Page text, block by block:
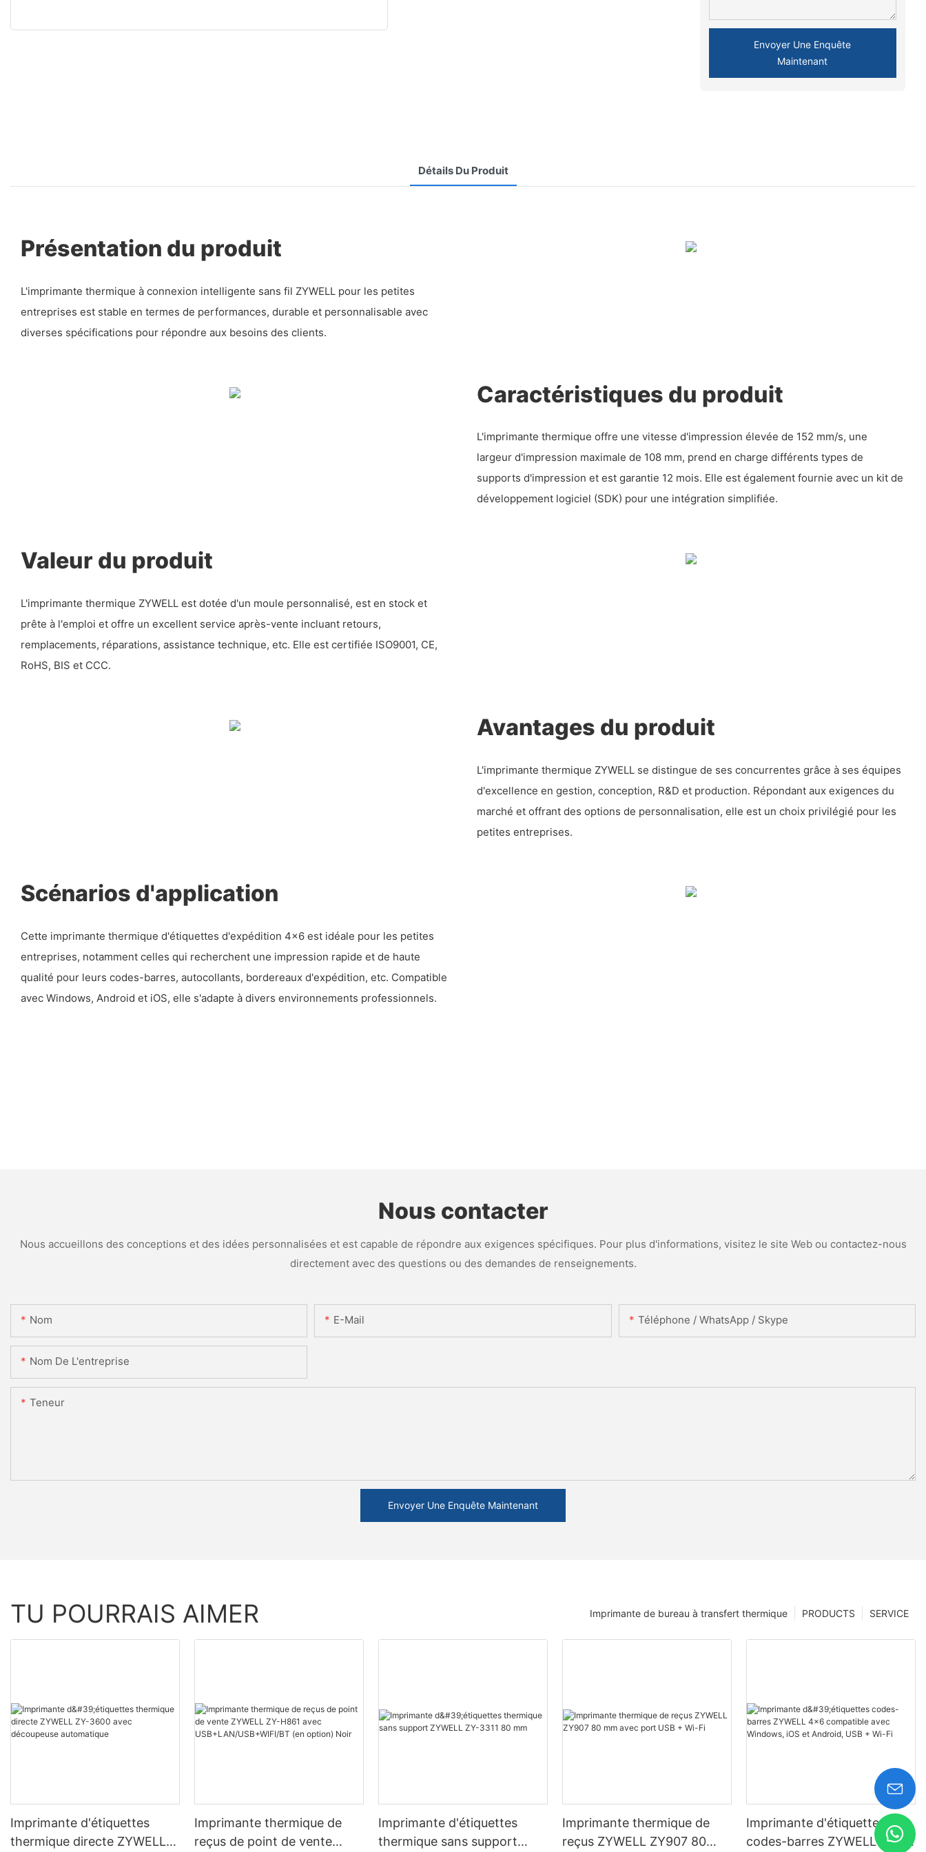
Envoyer Une Enquête
Maintenant
Détails Du Produit
Présentation du produit
L'imprimante thermique à connexion intelligente sans fil ZYWELL pour les petites
entreprises est stable en termes de performances, durable et personnalisable avec
diverses spécifications pour répondre aux besoins des clients.
Caractéristiques du produit
L'imprimante thermique offre une vitesse d'impression élevée de 152 mm/s, une
largeur d'impression maximale de 108 mm, prend en charge différents types de
supports d'impression et est garantie 12 mois. Elle est également fournie avec un kit de
développement logiciel (SDK) pour une intégration simplifiée.
Valeur du produit
L'imprimante thermique ZYWELL est dotée d'un moule personnalisé, est en stock et
prête à l'emploi et offre un excellent service après-vente incluant retours,
remplacements, réparations, assistance technique, etc. Elle est certifiée ISO9001, CE,
RoHS, BIS et CCC.
Avantages du produit
L'imprimante thermique ZYWELL se distingue de ses concurrentes grâce à ses équipes
d'excellence en gestion, conception, R&D et production. Répondant aux exigences du
marché et offrant des options de personnalisation, elle est un choix privilégié pour les
petites entreprises.
Scénarios d'application
Cette imprimante thermique d'étiquettes d'expédition 4x6 est idéale pour les petites
entreprises, notamment celles qui recherchent une impression rapide et de haute
qualité pour leurs codes-barres, autocollants, bordereaux d'expédition, etc. Compatible
avec Windows, Android et iOS, elle s'adapte à divers environnements professionnels.
Nous contacter
Nous accueillons des conceptions et des idées personnalisées et est capable de répondre aux exigences spécifiques. Pour plus d'informations, visitez le site Web ou contactez-nous
directement avec des questions ou des demandes de renseignements.
Nom E-Mail Téléphone / WhatsApp / Skype
Nom De L'entreprise
Teneur
Envoyer Une Enquête Maintenant
TU POURRAIS AIMER SERVICE
PRODUCTS
Imprimante de bureau à transfert thermique
Imprimante d'étiquettes
thermique directe ZYWELL
Imprimante thermique de
reçus de point de vente
Imprimante d'étiquettes
thermique sans support
Imprimante thermique de
reçus ZYWELL ZY907 80
Imprimante d'étiquettes
codes-barres ZYWELL 4x6